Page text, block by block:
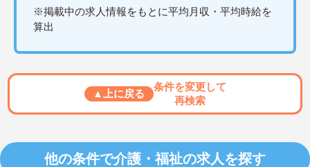
※掲載中の求人情報をもとに平均月収・平均時給を
算出
▲上に戻る
条件を変更して
再検索
他の条件で介護・福祉の求人を探す